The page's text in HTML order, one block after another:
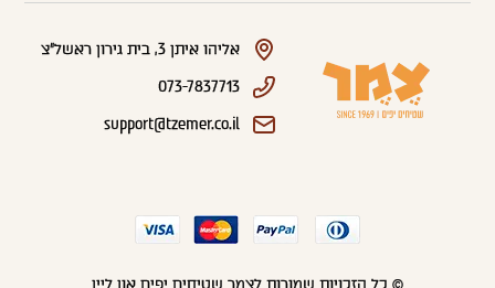
אליהו איתן 3, בית גירון ראשל"צ
073-7837713
support@tzemer.co.il
© כל הזכויות שמורות לצמר שטיחים יפים און ליין